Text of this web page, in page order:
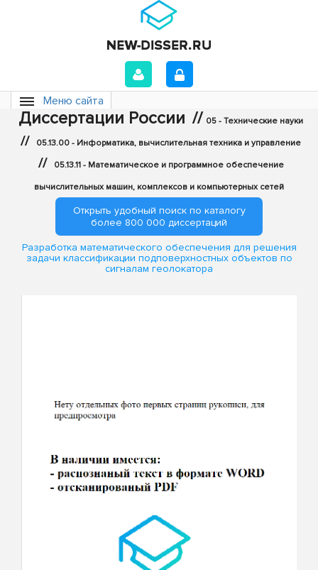
Меню сайта
Диссертации России // 05 - Технические науки
// 05.13.00 - Информатика, вычислительная техника и управление
// 05.13.11 - Математическое и программное обеспечение
вычислительных машин, комплексов и компьютерных сетей
Открыть удобный поиск по каталогу
более 800 000 диссертаций
Разработка математического обеспечения для решения
задачи классификации подповерхностных объектов по
сигналам геолокатора